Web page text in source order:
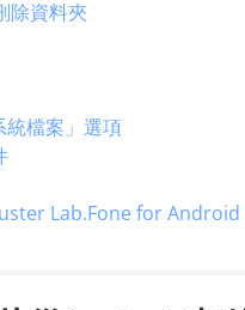
除資料夾
統檔案」選項
Lab.Fone for Android